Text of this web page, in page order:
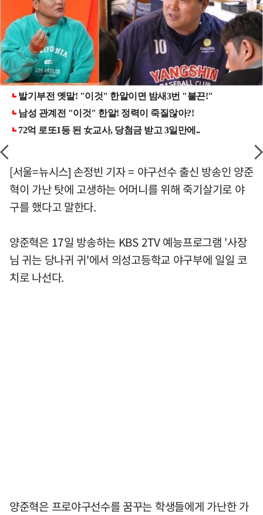
[서울=뉴시스] 손정빈 기자 = 야구선수 출신 방송인 양준
혁이 가난 탓에 고생하는 어머니를 위해 죽기살기로 야
구를 했다고 말한다.
양준혁은 17일 방송하는 KBS 2TV 예능프로그램 '사장
님 귀는 당나귀 귀'에서 의성고등학교 야구부에 일일 코
치로 나선다.
양준혁은 프로야구선수를 꿈꾸는 학생들에게 가난한 가